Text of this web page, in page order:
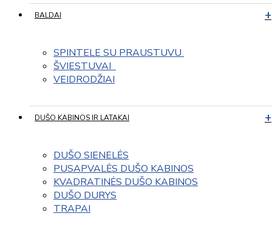
BALDAI
SPINTELE SU PRAUSTUVU
ŠVIESTUVAI
VEIDRODŽIAI
DUŠO KABINOS IR LATAKAI
DUŠO SIENELĖS
PUSAPVALĖS DUŠO KABINOS
KVADRATINĖS DUŠO KABINOS
DUŠO DURYS
TRAPAI